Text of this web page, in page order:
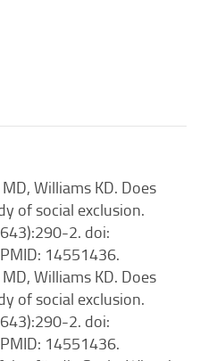
Williams KD. Does
of social exclusion.
2. doi:
14551436.
Williams KD. Does
of social exclusion.
2. doi:
14551436.